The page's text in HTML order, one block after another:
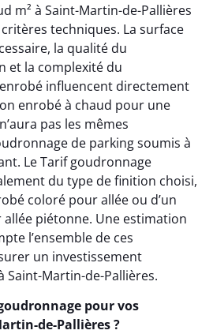
m² à Saint-Martin-de-Pallières
techniques. La surface
la qualité du
et la complexité du
influencent directement
enrobé à chaud pour une
pas les mêmes
de parking soumis à
Le Tarif goudronnage
du type de finition choisi,
coloré pour allée ou d’un
piétonne. Une estimation
l’ensemble de ces
un investissement
Saint-Martin-de-Pallières.
pour vos
de-Pallières ?